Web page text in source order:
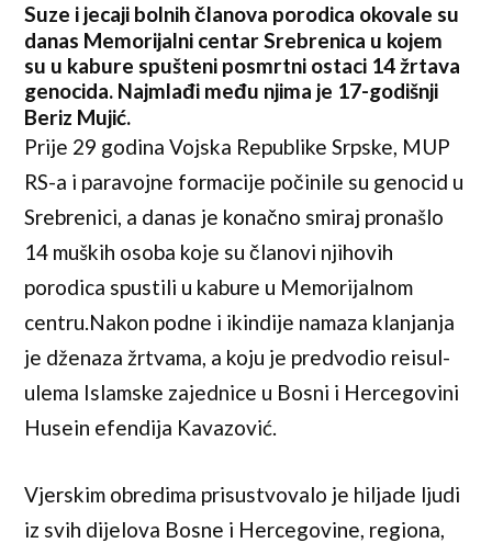
Suze i jecaji bolnih članova porodica okovale su
danas Memorijalni centar Srebrenica u kojem
su u kabure spušteni posmrtni ostaci 14 žrtava
genocida. Najmlađi među njima je 17-godišnji
Beriz Mujić.
Prije 29 godina Vojska Republike Srpske, MUP
RS-a i paravojne formacije počinile su genocid u
Srebrenici, a danas je konačno smiraj pronašlo
14 muških osoba koje su članovi njihovih
porodica spustili u kabure u Memorijalnom
centru.Nakon podne i ikindije namaza klanjanja
je dženaza žrtvama, a koju je predvodio reisul-
ulema Islamske zajednice u Bosni i Hercegovini
Husein efendija Kavazović.
Vjerskim obredima prisustvovalo je hiljade ljudi
iz svih dijelova Bosne i Hercegovine, regiona,